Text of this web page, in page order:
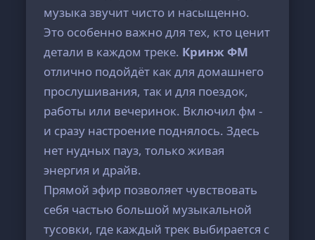
музыка звучит чисто и насыщенно.
Это особенно важно для тех, кто ценит
детали в каждом треке. Кринж ФМ
отлично подойдёт как для домашнего
прослушивания, так и для поездок,
работы или вечеринок. Включил фм -
и сразу настроение поднялось. Здесь
нет нудных пауз, только живая
энергия и драйв.
Прямой эфир позволяет чувствовать
себя частью большой музыкальной
тусовки, где каждый трек выбирается с